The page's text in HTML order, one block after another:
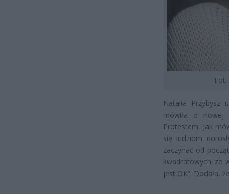
Natalia Przybysz
mówiła o nowej
Protestem. Jak
się ludziom
zaczynać od
kwadratowych ze
jest OK”. Dodała,